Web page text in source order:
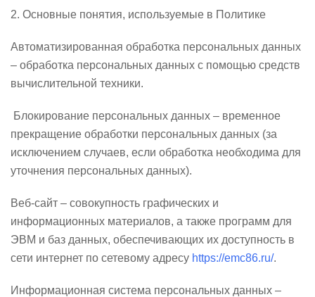
2. Основные понятия, используемые в Политике
Автоматизированная обработка персональных данных
– обработка персональных данных с помощью средств
вычислительной техники.
Блокирование персональных данных – временное
прекращение обработки персональных данных (за
исключением случаев, если обработка необходима для
уточнения персональных данных).
Веб-сайт – совокупность графических и
информационных материалов, а также программ для
ЭВМ и баз данных, обеспечивающих их доступность в
сети интернет по сетевому адресу https://emc86.ru/.
Информационная система персональных данных –